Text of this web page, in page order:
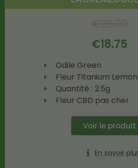
€18.75
Odile Green
Fleur Titanium Lemon
Quantité : 2.5g
Fleur CBD pas cher
Voir le produit
En savoir